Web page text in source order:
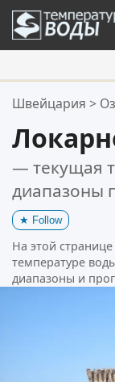
Ваше
Швейцария >
— текущая
диапазоны
★ Follow
На этой
температуре
диапазоны и